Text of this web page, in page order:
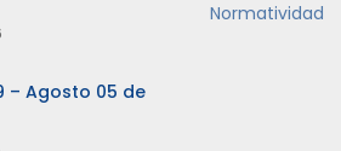
– Agosto 05 de
Normatividad